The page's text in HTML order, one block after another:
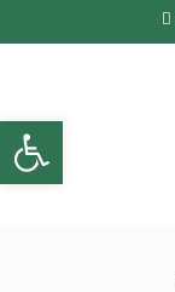
Open toolbar